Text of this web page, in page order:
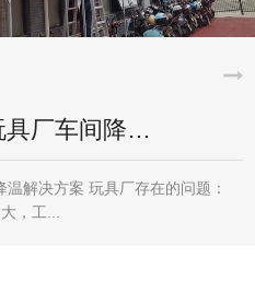
降温环保空…
装案例 这几天都是高温预
天气的人员尽量...